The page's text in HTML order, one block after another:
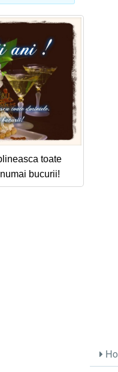
toate
bucurii!